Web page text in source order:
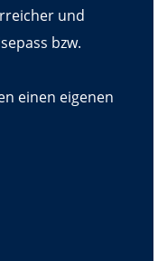
und
bzw.
einen eigenen